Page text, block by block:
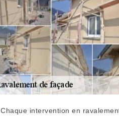
Chaque intervention en